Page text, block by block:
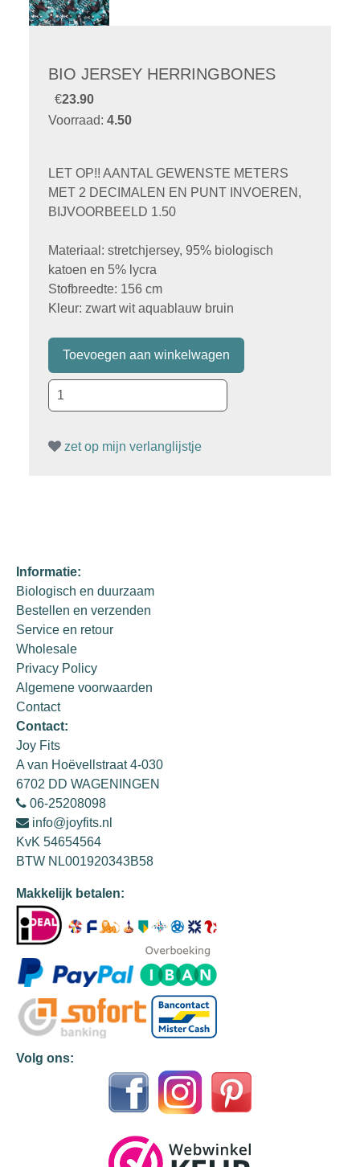
BIO JERSEY HERRINGBONES
€23.90
Voorraad: 4.50
LET OP!! AANTAL GEWENSTE METERS
MET 2 DECIMALEN EN PUNT INVOEREN,
BIJVOORBEELD 1.50
Materiaal: stretchjersey, 95% biologisch
katoen en 5% lycra
Stofbreedte: 156 cm
Kleur: zwart wit aquablauw bruin
zet op mijn verlanglijstje
Informatie:
Biologisch en duurzaam
Bestellen en verzenden
Service en retour
Wholesale
Privacy Policy
Algemene voorwaarden
Contact
Contact:
Joy Fits
A van Hoëvellstraat 4-030
6702 DD WAGENINGEN
06-25208098
info@joyfits.nl
KvK 54654564
BTW NL001920343B58
Makkelijk betalen:
Volg ons: